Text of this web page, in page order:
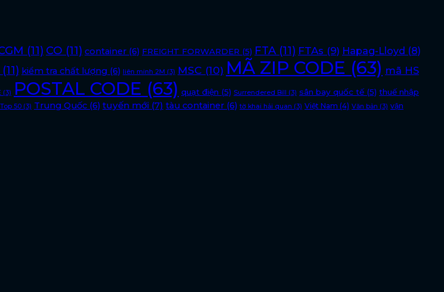
(11) CO (11) container (6) FREIGHT FORWARDER (5) FTA (11) FTAs (9) Hapag-Lloyd (8)
(11) kiểm tra chất lượng (6) liên minh 2M (3) MSC (10) MÃ ZIP CODE (63) mã HS
(3) POSTAL CODE (63) quạt điện (5) Surrendered Bill (3) sân bay quốc tế (5) thuế nhập
Top 50 (3) Trung Quốc (6) tuyến mới (7) tàu container (6) tờ khai hải quan (3) Việt Nam (4) Văn bản (3) vận